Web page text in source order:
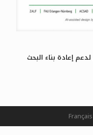
إعادة بناء البحث
Français